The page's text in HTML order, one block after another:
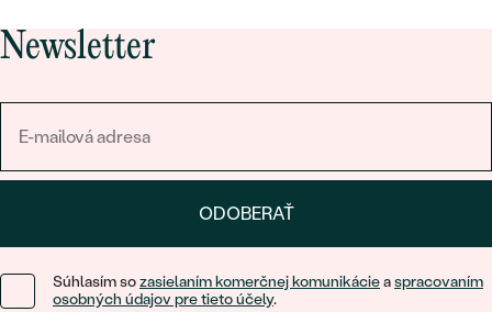
Newsletter
ODOBERAŤ
Súhlasím sozasielaním komerčnej komunikácieaspracovaním
osobných údajov pre tieto účely.